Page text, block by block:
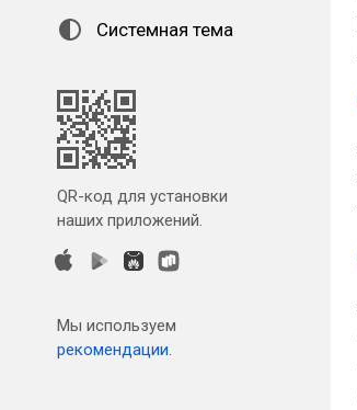
Системная тема
QR-код для установки
наших приложений.
Мы используем
рекомендации.